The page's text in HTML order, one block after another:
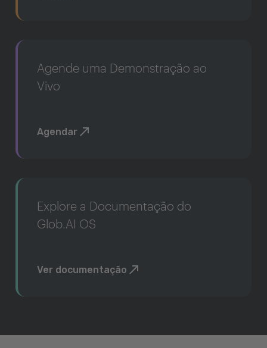
Agende uma Demonstração ao
Vivo
Agendar
Explore a Documentação do
Glob.AI OS
Ver documentação